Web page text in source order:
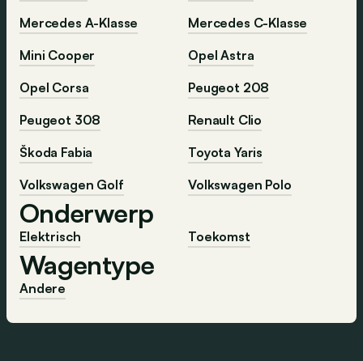
Mercedes A-Klasse
Mercedes C-Klasse
Mini Cooper
Opel Astra
Opel Corsa
Peugeot 208
Peugeot 308
Renault Clio
Škoda Fabia
Toyota Yaris
Volkswagen Golf
Volkswagen Polo
Onderwerp
Elektrisch Toekomst
Wagentype
Andere